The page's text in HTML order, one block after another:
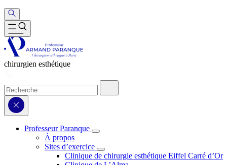
chirurgien esthétique
Professeur Paranque
À propos
Sites d’exercice
Clinique de chirurgie esthétique Eiffel Carré d’Or